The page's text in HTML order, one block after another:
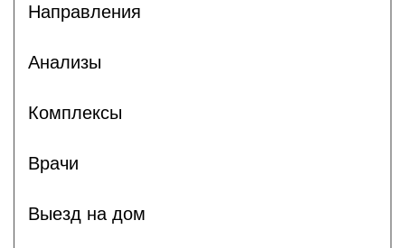
Направления
Анализы
Комплексы
Врачи
Выезд на дом